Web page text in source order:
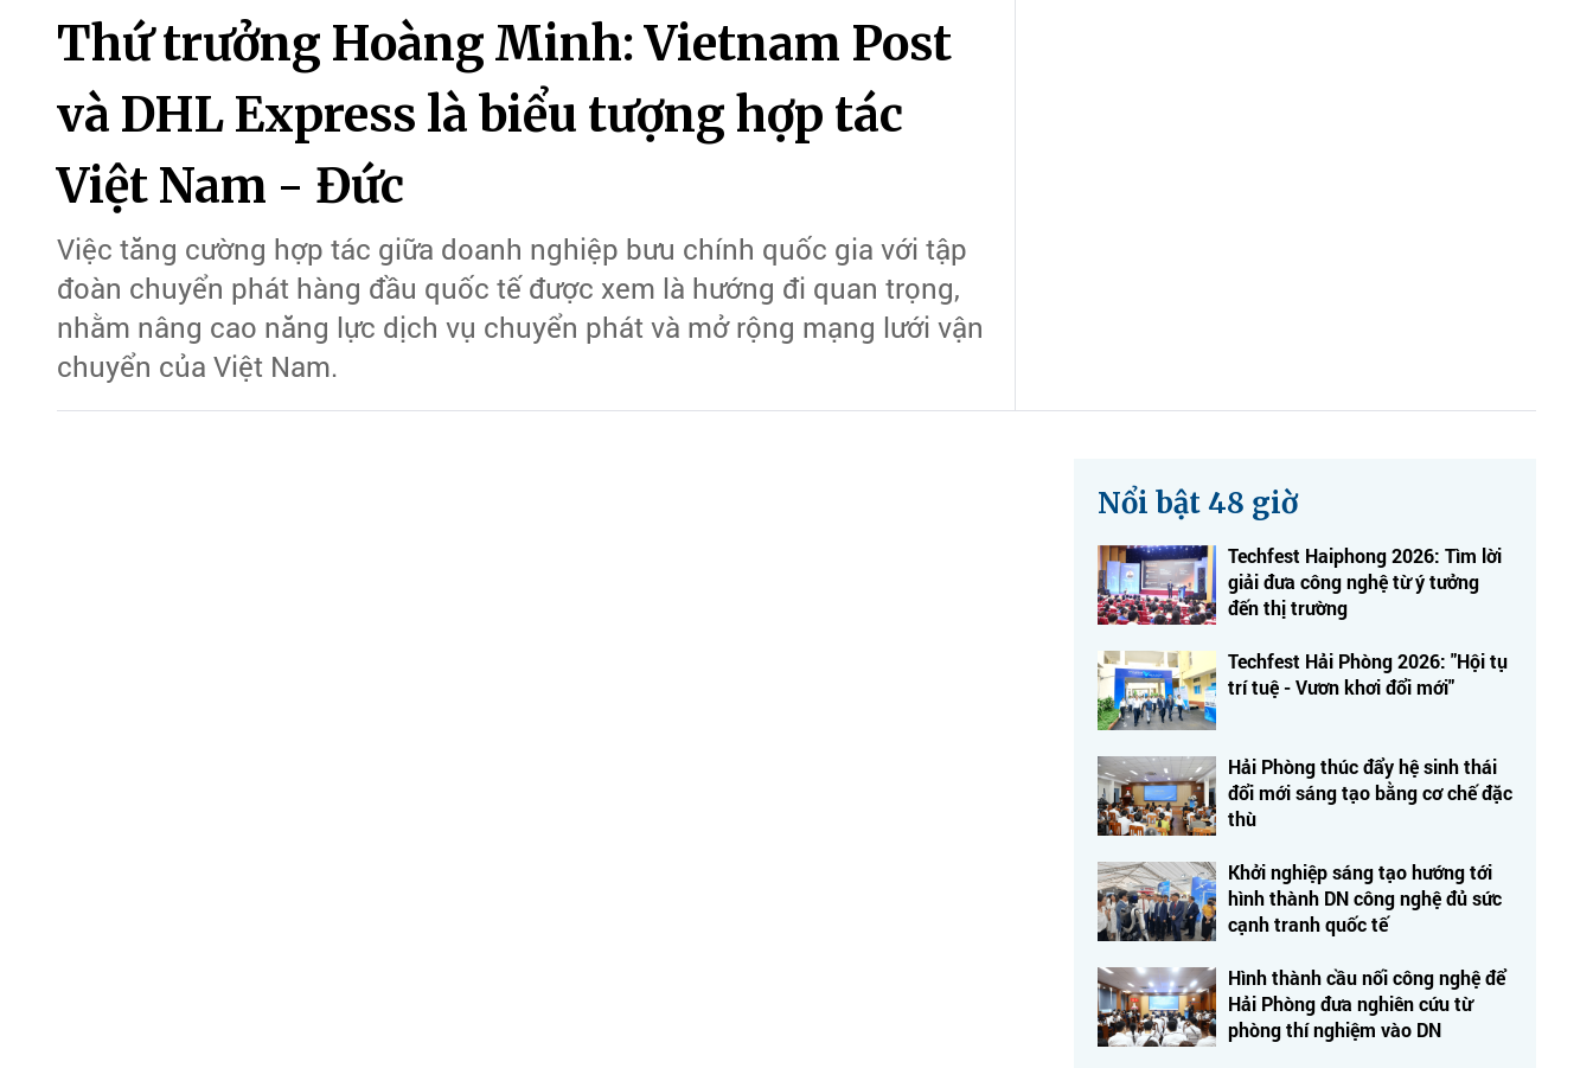
Thứ trưởng Hoàng Minh: Vietnam Post
và DHL Express là biểu tượng hợp tác
Việt Nam - Đức
Việc tăng cường hợp tác giữa doanh nghiệp bưu chính quốc gia với tập
đoàn chuyển phát hàng đầu quốc tế được xem là hướng đi quan trọng,
nhằm nâng cao năng lực dịch vụ chuyển phát và mở rộng mạng lưới vận
chuyển của Việt Nam.
Nổi bật 48 giờ
Techfest Haiphong 2026: Tìm lời
giải đưa công nghệ từ ý tưởng
đến thị trường
Techfest Hải Phòng 2026: "Hội tụ
trí tuệ - Vươn khơi đổi mới"
Hải Phòng thúc đẩy hệ sinh thái
đổi mới sáng tạo bằng cơ chế đặc
thù
Khởi nghiệp sáng tạo hướng tới
hình thành DN công nghệ đủ sức
cạnh tranh quốc tế
Hình thành cầu nối công nghệ để
Hải Phòng đưa nghiên cứu từ
phòng thí nghiệm vào DN